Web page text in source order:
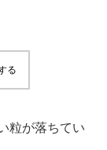
る
粒が落ちてい